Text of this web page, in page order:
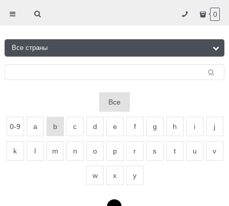
0
Все
0-9 a b c d e f g h i j
k l m n o p r s t u v
w x y